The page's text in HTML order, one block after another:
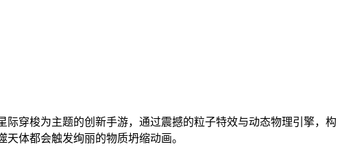
穿梭为主题的创新手游，通过震撼的粒子特效与动态物理引擎，构
体都会触发绚丽的物质坍缩动画。